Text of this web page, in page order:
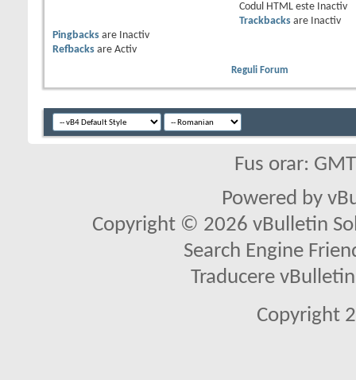
Codul HTML este
Inactiv
Trackbacksare
Inactiv
Pingbacks are
Inactiv
Refbacks are Activ
Reguli Forum
Fus orar:
Powered by
Copyright © 2026 vBulletin
Search Engine
Traducere
Copyright